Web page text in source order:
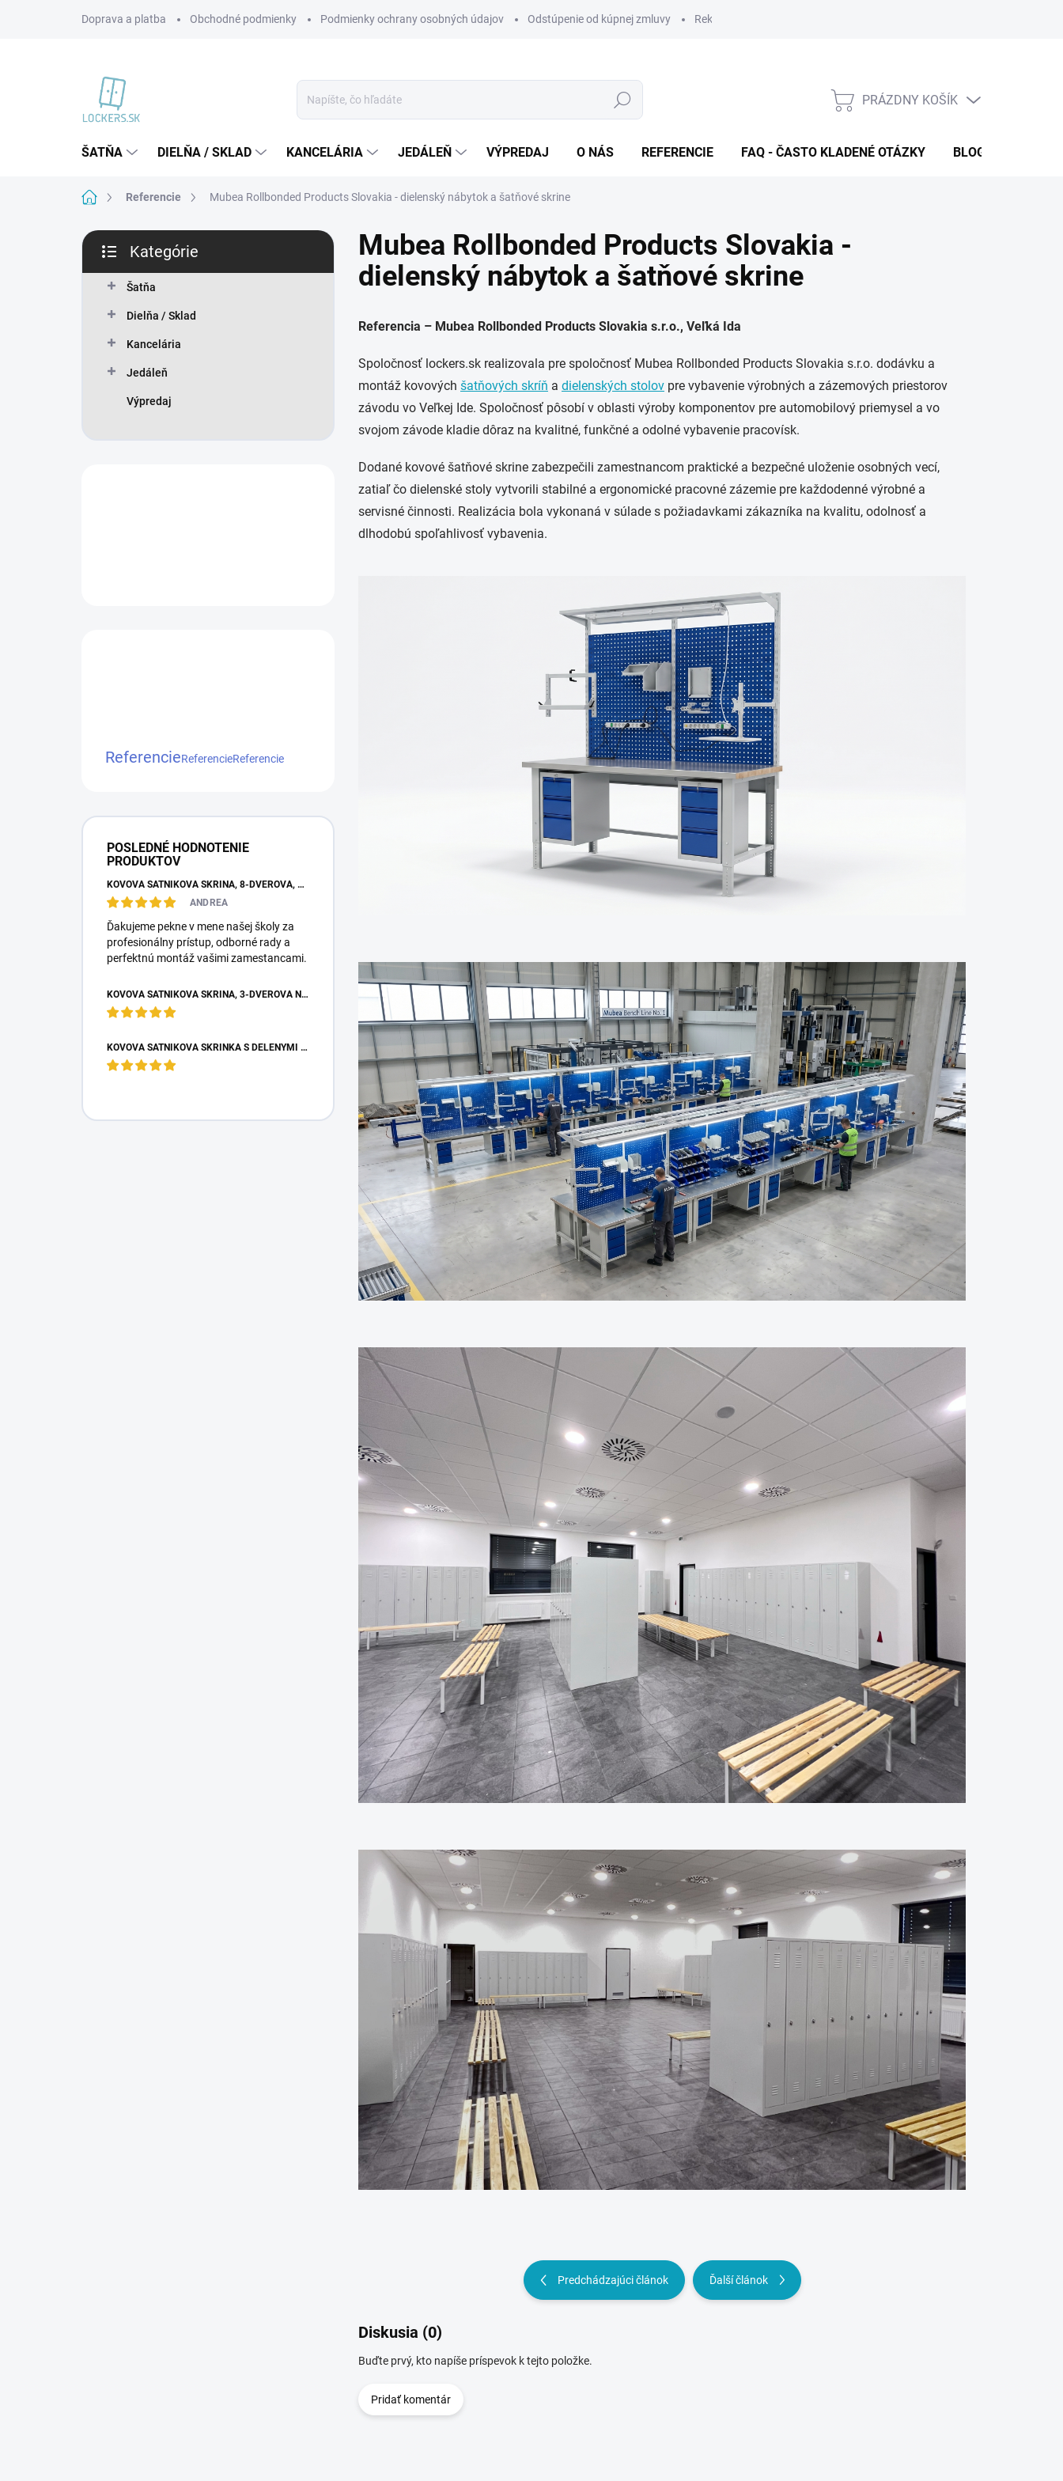
Doprava a platba Obchodné podmienky Podmienky ochrany osobných údajov Odstúpenie od kúpnej zmluvy Reklamačný formulár
Hľadať
NÁKUPNÝ
PRÁZDNY KOŠÍK
ŠATŇA DIELŇA / SKLAD KANCELÁRIA JEDÁLEŇ VÝPREDAJ O NÁS REFERENCIE FAQ - ČASTO KLADENÉ OTÁZKY BLOG
DomovReferencie Mubea Rollbonded Products Slovakia - dielenský nábytok a šatňové skrine
B
č
kategórie
Kategórie
Šatňa
Dielňa / Sklad
Kancelária
Jedáleň
Výpredaj
ReferencieReferencieReferencie
POSLEDNÉ HODNOTENIE
PRODUKTOV
KOVOVÁ ŠATNÍKOVÁ SKRIŇA, 8-DVEROVÁ, S KRÁTKYMI DVERAMI, 1800X1200X500 MM
ANDREA
Ďakujeme pekne v mene našej školy za
profesionálny prístup, odborné rady a
perfektnú montáž vašimi zamestancami.
KOVOVÁ ŠATNÍKOVÁ SKRIŇA, 3-DVEROVÁ NA NOŽIČKÁCH, 1950X900X500 MM, SKRIŇA DO ŠATNE
KOVOVÁ ŠATNÍKOVÁ SKRINKA S DELENÝMI DVERAMI BOX M2/4, 4-DVEROVÁ, 1800X600X500 MM, SIVÁ RAL 7035 – PRIESTRANNÁ SKRIŇA DO ŠATNE
Mubea Rollbonded Products Slovakia -
dielenský nábytok a šatňové skrine
Referencia – Mubea Rollbonded Products Slovakia s.r.o., Veľká Ida
Spoločnosť lockers.sk realizovala pre spoločnosť Mubea Rollbonded Products Slovakia s.r.o. dodávku a
montáž kovových šatňových skríň a dielenských stolov pre vybavenie výrobných a zázemových priestorov
závodu vo Veľkej Ide. Spoločnosť pôsobí v oblasti výroby komponentov pre automobilový priemysel a vo
svojom závode kladie dôraz na kvalitné, funkčné a odolné vybavenie pracovísk.
Dodané kovové šatňové skrine zabezpečili zamestnancom praktické a bezpečné uloženie osobných vecí,
zatiaľ čo dielenské stoly vytvorili stabilné a ergonomické pracovné zázemie pre každodenné výrobné a
servisné činnosti. Realizácia bola vykonaná v súlade s požiadavkami zákazníka na kvalitu, odolnosť a
dlhodobú spoľahlivosť vybavenia.
Predchádzajúci článok Ďalší článok
Diskusia (0)
Buďte prvý, kto napíše príspevok k tejto položke.
Pridať komentár